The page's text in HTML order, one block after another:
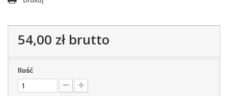
54,00 złbrutto
Ilość